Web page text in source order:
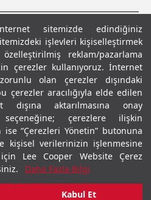
sitemizde edindiğiniz
işlevleri kişiselleştirmek
reklam/pazarlama
çerezler kullanıyoruz. İnternet
olan çerezler dışındaki
çerezler aracılığıyla elde edilen
aktarılmasına onay
çerezlere ilişkin
“Çerezleri Yönetin” butonuna
kişisel verilerinizin işlenmesine
Lee Cooper Website Çerez
Daha Fazla Bilgi
Kabul Et
Aydınlatma MetniŞartlar ve Koşullar
- Tüm Hakları Saklıdır.